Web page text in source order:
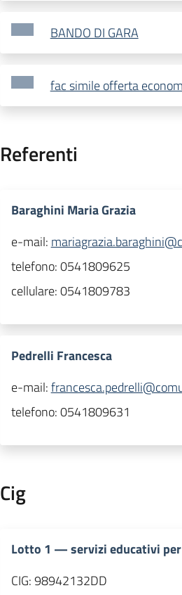
BANDO DI GARA
fac simile offerta
Referenti
Baraghini Maria Grazia
e-mail:
telefono:0541809625
cellulare:0541809783
Pedrelli Francesca
e-mail:
telefono:0541809631
Cig
Lotto 1 —servizi educativi
CIG:98942132DD